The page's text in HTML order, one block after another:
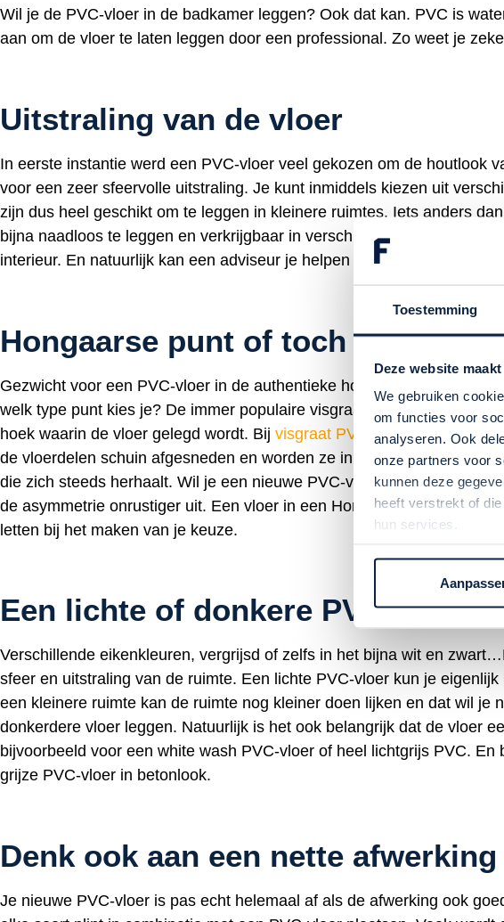
Toestemming
Deze website
We gebruiken
om functies voor
analyseren. Ook
onze partners voor
kunnen deze
heeft verstrekt of
hun services.
Wil je de PVC-vloer in de badkamer leggen? Ook dat kan. PVC is
aan om de vloer te laten leggen door een professional. Zo weet je
Uitstraling van de vloer
In eerste instantie werd een PVC-vloer veel gekozen om de houtlook
voor een zeer sfeervolle uitstraling. Je kunt inmiddels kiezen uit
zijn dus heel geschikt om te leggen in kleinere ruimtes. Iets anders
bijna naadloos te leggen en verkrijgbaar in verschillende natuurlijke
interieur. En natuurlijk kan een adviseur je helpen bij het maken van de
Hongaarse punt of toch visgraat?
Gezwicht voor een PVC-vloer in de authentieke houtlook? Dan kun
welk type punt kies je? De immer populaire visgraat of toch de
hoek waarin de vloer gelegd wordt. Bij visgraat PVC
worden de
de vloerdelen schuin afgesneden en worden ze in een hoek van 45
die zich steeds herhaalt. Wil je een nieuwe PVC-vloer laten leggen in
de asymmetrie onrustiger uit. Een vloer in een Hongaarse punt oogt
letten bij het maken van je keuze.
Een lichte of donkere PVC-vloer?
Verschillende eikenkleuren, vergrijsd of zelfs in het bijna wit en
sfeer en uitstraling van de ruimte. Een lichte PVC-vloer kun je
een kleinere ruimte kan de ruimte nog kleiner doen lijken en dat wil
donkerdere vloer leggen. Natuurlijk is het ook belangrijk dat de vloer
bijvoorbeeld voor een white wash PVC-vloer of heel lichtgrijs PVC.
grijze PVC-vloer in betonlook.
Denk ook aan een nette
Je nieuwe PVC-vloer is pas echt helemaal af als de afwerking ook